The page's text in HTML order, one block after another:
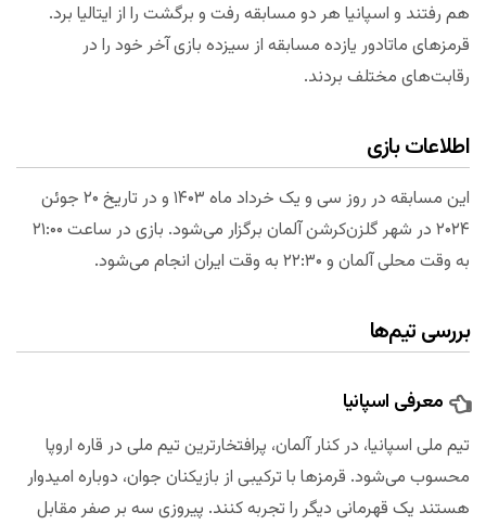
هم رفتند و اسپانیا هر دو مسابقه رفت و برگشت را از ایتالیا برد.
قرمزهای ماتادور یازده مسابقه از سیزده بازی آخر خود را در
رقابت‌های مختلف بردند.
اطلاعات بازی
این مسابقه در روز سی و یک خرداد ماه ۱۴۰۳ و در تاریخ ۲۰ جوئن
۲۰۲۴ در شهر گلزن‌کرشن آلمان برگزار می‌شود. بازی در ساعت ۲۱:۰۰
به وقت محلی آلمان و ۲۲:۳۰ به وقت ایران انجام می‌شود.
بررسی تیم‌ها
معرفی اسپانیا
تیم ملی اسپانیا، در کنار آلمان، پرافتخارترین تیم ملی در قاره اروپا
محسوب می‌شود. قرمزها با ترکیبی از بازیکنان جوان، دوباره امیدوار
هستند یک قهرمانی دیگر را تجربه کنند. پیروزی سه بر صفر مقابل